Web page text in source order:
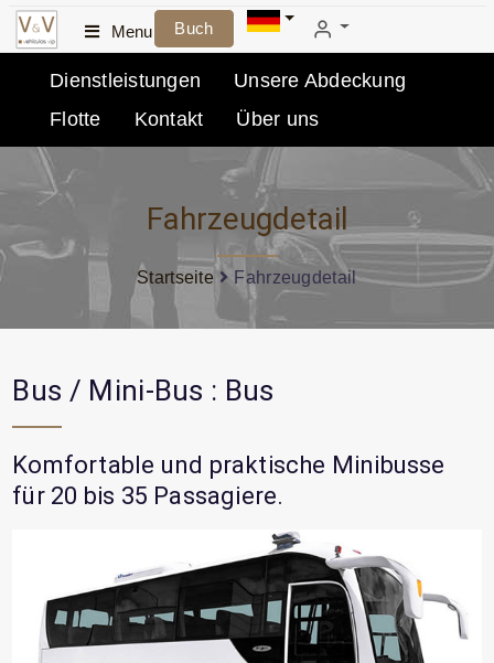
Menu Buch
Dienstleistungen
Unsere Abdeckung
Flotte
Kontakt Über uns
Fahrzeugdetail
Startseite Fahrzeugdetail
Bus / Mini-Bus : Bus
Komfortable und praktische Minibusse
für 20 bis 35 Passagiere.